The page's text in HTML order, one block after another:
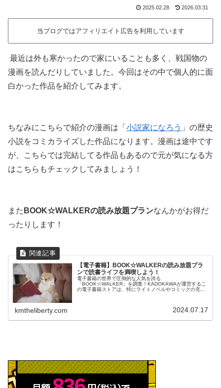
2025.02.28 2026.03.31
当ブログではアフィリエイト広告を利用しています
最近は外も寒かったので家にいることも多く、戦国物の
漫画を読んだりしていました。今回はその中で個人的に面
白かった作品を紹介してみます。
ちなみにこちらで紹介の漫画は「 小説家になろう 」の歴史
小説をコミカライズした作品になります。漫画は途中です
が、こちらでは完結してる作品もあるので元が気になる方
はこちらもチェックしてみましょう！
また BOOK☆WALKERの読み放題プランなんかがお得だ
ったりします！
【電子書籍】BOOK☆WALKERの読み放題プラ
ンで読書ライフを満喫しよう！
電子書籍の世界で圧倒的な人気を誇る
「BOOK☆WALKER」を調査！KADOKAWAが運営するこ
の電子書籍ストアは、特にライトノベルやコミックの充実
kmtheliberty.com 2024.07.17